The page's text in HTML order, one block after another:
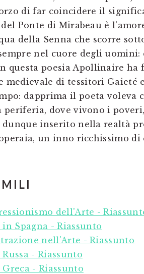
di far coincidere il
Ponte di Mirabeau è
della Senna che scorre
nel cuore degli uomini:
questa poesia Apollinaire
medievale di tessitori Gaieté
dapprima il poeta
periferia, dove vivono i
dunque inserito nella realtà
un inno ricchissimo
dell'Arte -
Spagna - Riassunto
nell'Arte - Riassunto
- Riassunto
- Riassunto